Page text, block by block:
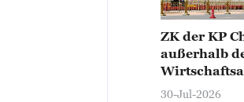
ZK der KP
außerhalb
30-Jul-2026